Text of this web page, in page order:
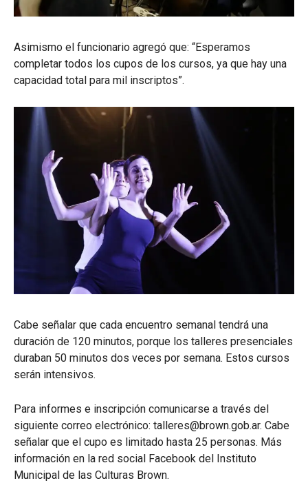
Asimismo el funcionario agregó que: “Esperamos
completar todos los cupos de los cursos, ya que hay una
capacidad total para mil inscriptos”.
Cabe señalar que cada encuentro semanal tendrá una
duración de 120 minutos, porque los talleres presenciales
duraban 50 minutos dos veces por semana. Estos cursos
serán intensivos.
Para informes e inscripción comunicarse a través del
siguiente correo electrónico: talleres@brown.gob.ar. Cabe
señalar que el cupo es limitado hasta 25 personas. Más
información en la red social Facebook del Instituto
Municipal de las Culturas Brown.